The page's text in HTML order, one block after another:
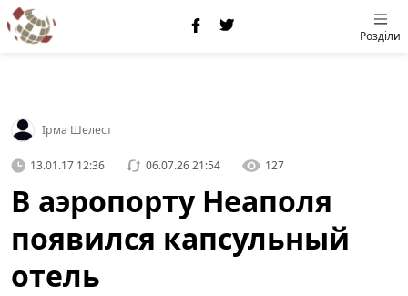
Розділи
Ірма Шелест
13.01.17 12:36 06.07.26 21:54 127
В аэропорту Неаполя
появился капсульный
отель